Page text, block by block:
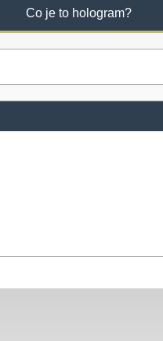
Co je to hologram?